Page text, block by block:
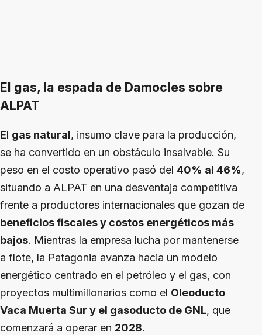
El gas, la espada de Damocles sobre
ALPAT
El gas natural, insumo clave para la producción,
se ha convertido en un obstáculo insalvable. Su
peso en el costo operativo pasó del 40% al 46%,
situando a ALPAT en una desventaja competitiva
frente a productores internacionales que gozan de
beneficios fiscales y costos energéticos más
bajos. Mientras la empresa lucha por mantenerse
a flote, la Patagonia avanza hacia un modelo
energético centrado en el petróleo y el gas, con
proyectos multimillonarios como el Oleoducto
Vaca Muerta Sur y el gasoducto de GNL, que
comenzará a operar en 2028.